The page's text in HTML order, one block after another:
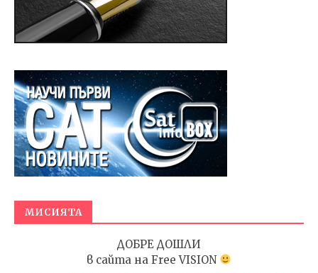
МИСИЯТА
ДОБРЕ ДОШЛИ
в сайта на Free VISION